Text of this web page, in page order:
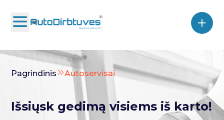
Pagrindinis Autoservisai
Išsiųsk gedimą visiems iš karto!